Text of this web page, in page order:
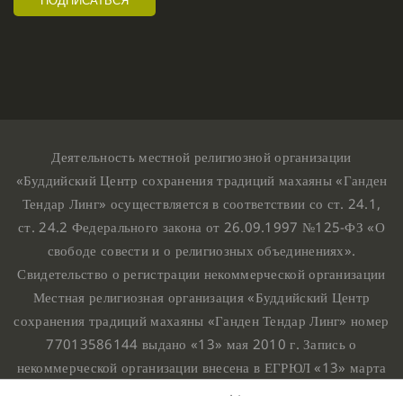
Деятельность местной религиозной организации
«Буддийский Центр сохранения традиций махаяны «Ганден
Тендар Линг» осуществляется в соответствии со ст. 24.1,
ст. 24.2 Федерального закона от 26.09.1997 №125-ФЗ «О
свободе совести и о религиозных объединениях».
Свидетельство о регистрации некоммерческой организации
Местная религиозная организация «Буддийский Центр
сохранения традиций махаяны «Ганден Тендар Линг» номер
77013586144 выдано «13» мая 2010 г. Запись о
некоммерческой организации внесена в ЕГРЮЛ «13» марта